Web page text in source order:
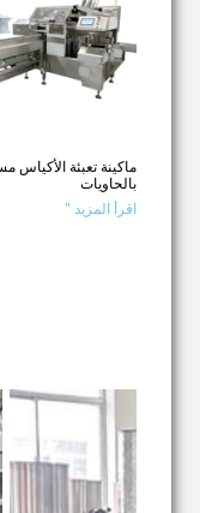
ماكينة تعبئة الأكياس
بالحاويات
اقرأ المزيد "